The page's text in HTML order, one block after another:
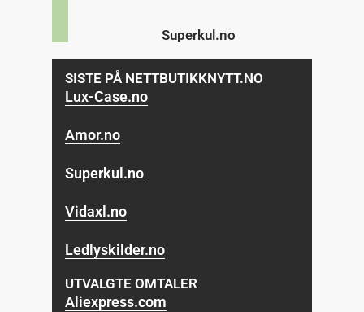
Superkul.no
SISTE PÅ NETTBUTIKKNYTT.NO
Lux-Case.no
Amor.no
Superkul.no
Vidaxl.no
Ledlyskilder.no
UTVALGTE OMTALER
Aliexpress.com